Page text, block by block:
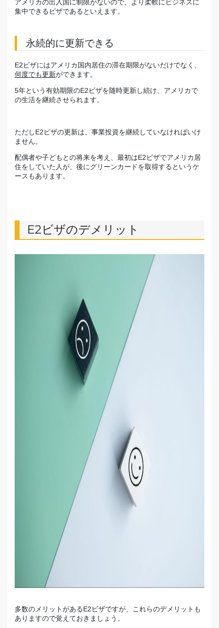
アメリカの出入国に制限がないので、より柔軟にビジネスに
集中できるビザであるといえます。
永続的に更新できる
E2ビザにはアメリカ国内居住の滞在期限がないだけでなく、
何度でも更新ができます。
5年という有効期限のE2ビザを随時更新し続け、アメリカで
の生活を継続させられます。
ただしE2ビザの更新は、事業投資を継続していなければいけ
ません。
配偶者や子どもとの将来を考え、最初はE2ビザでアメリカ居
住をしていた人が、後にグリーンカードを取得するというケ
ースもあります。
E2ビザのデメリット
多数のメリットがあるE2ビザですが、これらのデメリットも
ありますので覚えておきましょう。